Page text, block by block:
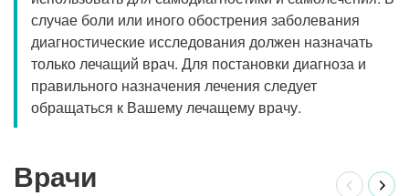
случае боли или иного обострения заболевания
диагностические исследования должен назначать
только лечащий врач. Для постановки диагноза и
правильного назначения лечения следует
обращаться к Вашему лечащему врачу.
Врачи